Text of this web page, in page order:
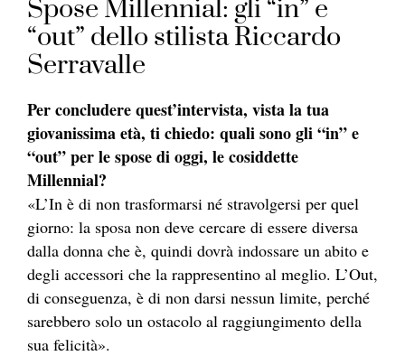
Spose Millennial: gli “in” e
“out” dello stilista Riccardo
Serravalle
Per concludere quest’intervista, vista la tua
giovanissima età, ti chiedo: quali sono gli “in” e
“out” per le spose di oggi, le cosiddette
Millennial?
«L’In è di non trasformarsi né stravolgersi per quel
giorno: la sposa non deve cercare di essere diversa
dalla donna che è, quindi dovrà indossare un abito e
degli accessori che la rappresentino al meglio. L’Out,
di conseguenza, è di non darsi nessun limite, perché
sarebbero solo un ostacolo al raggiungimento della
sua felicità».